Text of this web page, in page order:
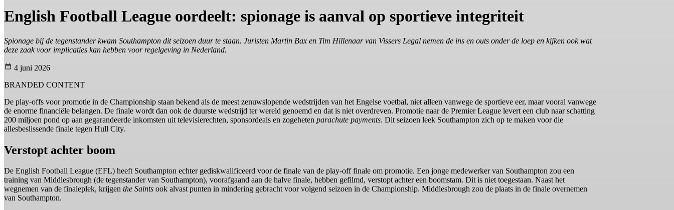
English Football League oordeelt: spionage is aanval op sportieve integriteit
Spionage bij de tegenstander kwam Southampton dit seizoen duur te staan. Juristen Martin Bax en Tim Hillenaar van Vissers Legal nemen de ins en outs onder de loep en kijken ook wat
deze zaak voor implicaties kan hebben voor regelgeving in Nederland.
4 juni 2026
BRANDED CONTENT
De play-offs voor promotie in de Championship staan bekend als de meest zenuwslopende wedstrijden van het Engelse voetbal, niet alleen vanwege de sportieve eer, maar vooral vanwege
de enorme financiële belangen. De finale wordt dan ook de duurste wedstrijd ter wereld genoemd en dat is niet overdreven. Promotie naar de Premier League levert een club naar schatting
200 miljoen pond op aan gegarandeerde inkomsten uit televisierechten, sponsordeals en zogeheten parachute payments. Dit seizoen leek Southampton zich op te maken voor die
allesbeslissende finale tegen Hull City.
Verstopt achter boom
De English Football League (EFL) heeft Southampton echter gediskwalificeerd voor de finale van de play-off finale om promotie. Een jonge medewerker van Southampton zou een
training van Middlesbrough (de tegenstander van Southampton), voorafgaand aan de halve finale, hebben gefilmd, verstopt achter een boomstam. Dit is niet toegestaan. Naast het
wegnemen van de finaleplek, krijgen the Saints ook alvast punten in mindering gebracht voor volgend seizoen in de Championship. Middlesbrough zou de plaats in de finale overnemen
van Southampton.